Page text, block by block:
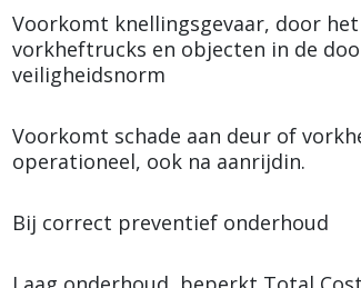
Voorkomt knellingsgevaar, door
vorkheftrucks en objecten in de
veiligheidsnorm
Voorkomt schade aan deur of
operationeel, ook na aanrijdin.
Bij correct preventief onderhoud